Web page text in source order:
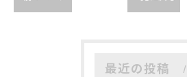
最近の投稿